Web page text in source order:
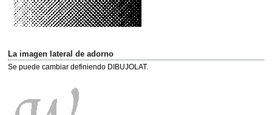
La imagen lateral de adorno
Se puede cambiar definiendo DIBUJOLAT.